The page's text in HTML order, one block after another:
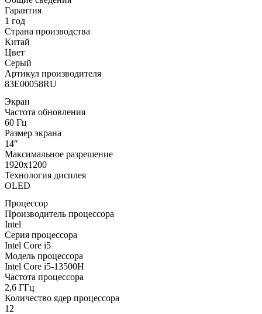
Гарантия
1 год
Страна производства
Китай
Цвет
Серый
Артикул производителя
83E00058RU
Экран
Частота обновления
60 Гц
Размер экрана
14″
Максимальное разрешение
1920x1200
Технология дисплея
OLED
Процессор
Производитель процессора
Intel
Серия процессора
Intel Core i5
Модель процессора
Intel Core i5-13500H
Частота процессора
2,6 ГГц
Количество ядер процессора
12